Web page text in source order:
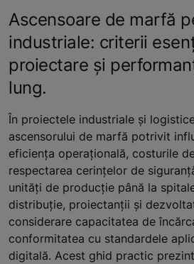
Ascensoare de marfă
industriale: criterii
proiectare și
lung.
În proiectele industriale și
ascensorului de marfă potrivit
eficiența operațională, costurile
respectarea cerințelor de
unități de producție până la
distribuție, proiectanții și
considerare capacitatea de
conformitatea cu standardele
digitală. Acest ghid practic